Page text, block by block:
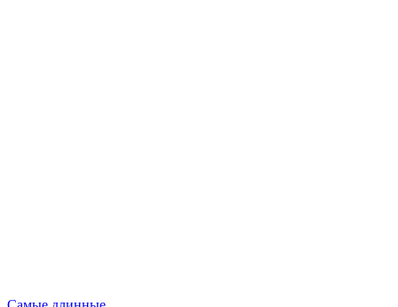
Опубликовано